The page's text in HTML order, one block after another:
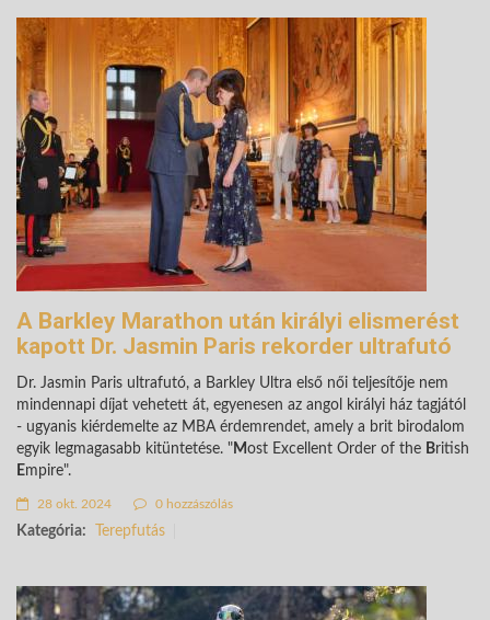
A Barkley Marathon után királyi elismerést
kapott Dr. Jasmin Paris rekorder ultrafutó
Dr. Jasmin Paris ultrafutó, a Barkley Ultra első női teljesítője nem
mindennapi díjat vehetett át, egyenesen az angol királyi ház tagjától
- ugyanis kiérdemelte az MBA érdemrendet, amely a brit birodalom
egyik legmagasabb kitüntetése. "Most Excellent Order of the British
Empire".
28 okt. 2024 0 hozzászólás
Kategória: Terepfutás